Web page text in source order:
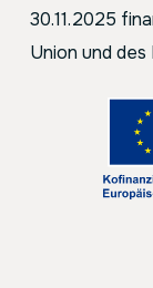
30.11.2025
Union und